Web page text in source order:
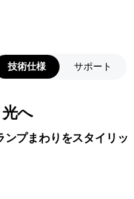
技術仕様 サポート
へ
ンプまわりをスタイリッ